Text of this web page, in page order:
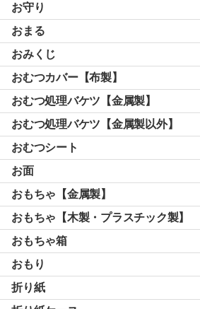
お守り
おまる
おみくじ
おむつカバー【布製】
おむつ処理バケツ【金属製】
おむつ処理バケツ【金属製以外】
おむつシート
お面
おもちゃ【金属製】
おもちゃ【木製・プラスチック製】
おもちゃ箱
おもり
折り紙